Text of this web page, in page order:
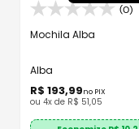
(0)
Mochila Alba
Alba
R$ 193,99no PIX
ou 4x de R$ 51,05